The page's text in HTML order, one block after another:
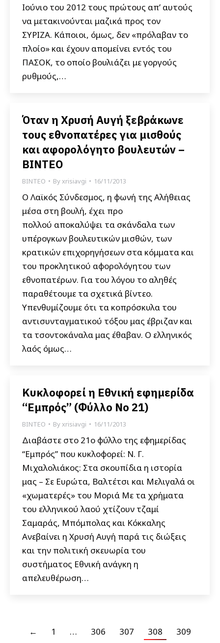
Ιούνιο του 2012 τους πρώτους απ’ αυτούς
να μετακινούνται μαζικά προς τον
ΣΥΡΙΖΑ. Κάποιοι, όμως, δεν «πρόλαβαν το
πλοίο» και έχουν απομείνει εντός του
ΠΑΣΟΚ, το οποίο βουλιάζει με γοργούς
ρυθμούς,…
Όταν η Χρυσή Αυγή ξεβράκωνε
τους εθνοπατέρες για μισθούς
και αφορολόγητο βουλευτών –
ΒΙΝΤΕΟ
ΒΙΝΤΕΟ Byxrisiavgi 16/11/2013
Ο Λαϊκός Σύνδεσμος, η φωνή της Αλήθειας
μέσα στη βουλή, έχει προ
πολλού αποκαλύψει τα σκάνδαλα των
υπέρογκων βουλευτικών μισθών, των
κρατικών επιχορηγήσεων στα κόμματα και
του προκλητικού αφορολόγητου των
εθνοπατέρων. Για του λόγου το αληθές
παραθέτουμε τα σχετικά βίντεο.
Υπενθυμίζουμε ότι τα κοπρόσκυλα του
αντισυνταγματικού τόξου μας έβριζαν και
τα τσοντοκάναλα μας έθαβαν. Ο ελληνικός
λαός όμως…
Κυκλοφορεί η Εθνική εφημερίδα
“Εμπρός” (Φύλλο Νο 21)
ΒΙΝΤΕΟ Byxrisiavgi 16/11/2013
Διαβάστε στο 21ο φύλλο της εφημερίδας
“Εμπρός” που κυκλοφορεί: Ν. Γ.
Μιχαλολιάκος: Στα σκουπίδια η ιστορία
μας – Σε Ευρώτα, Βαλτέτσι και Μελιγαλά οι
«χωματερές» του Μοριά Με τα χρήματα
του ελληνικού λαού χτίζουν τζαμί
Σαμαράς, Μπόμπολας και Κόκκαλης
Ανεβαίνει η Χρυσή Αυγή παρά τις διώξεις
και την πολιτική σκευωρία του
συστήματος Εθνική ανάγκη η
απελευθέρωση…
← 1 … 306 307 308
309